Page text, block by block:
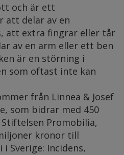
och är ett
att delar av en
att extra fingrar eller tår
av en arm eller ett ben
är en störning i
som oftast inte kan
från Linnea & Josef
som bidrar med 450
Promobilia,
kronor till
Sverige: Incidens,